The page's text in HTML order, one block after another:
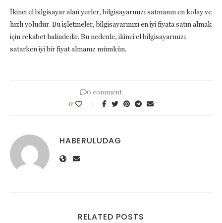
İkinci el bilgisayar alan yerler, bilgisayarınızı satmanın en kolay ve
hızlı yoludur. Bu işletmeler, bilgisayarınızı en iyi fiyata satın almak
için rekabet halindedir. Bu nedenle, ikinci el bilgisayarınızı
satarken iyi bir fiyat almanız mümkün.
0 comment
0
HABERULUDAG
RELATED POSTS